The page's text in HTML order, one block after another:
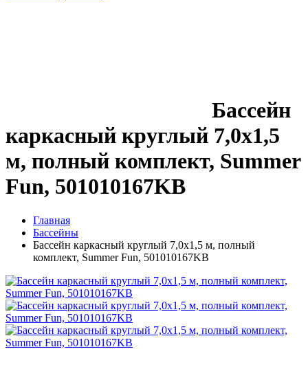
Бассейн
каркасный круглый 7,0х1,5
м, полный комплект, Summer
Fun, 501010167KB
Главная
Бассейны
Бассейн каркасный круглый 7,0х1,5 м, полный
комплект, Summer Fun, 501010167KB